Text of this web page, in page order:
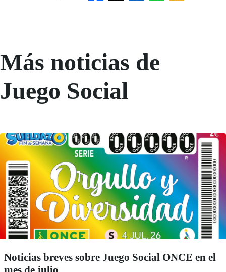
Más noticias de
Juego Social
Noticias breves sobre Juego Social ONCE en el